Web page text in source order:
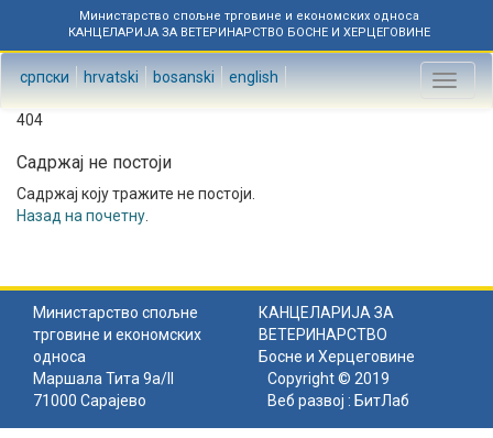
Министарство спољне трговине и економских односа
КАНЦЕЛАРИЈА ЗА ВЕТЕРИНАРСТВО БОСНЕ И ХЕРЦЕГОВИНЕ
српски hrvatski bosanski english
Toggle
404
Садржај не постоји
Садржај коју тражите не постоји.
Назад на почетну
Министарство спољне
трговине и економских
односа
КАНЦЕЛАРИЈА ЗА
ВЕТЕРИНАРСТВО
Босне и Херцеговине
Маршала Тита 9а/II
71000 Сарајево
Copyright © 2019
Веб развој : БитЛаб